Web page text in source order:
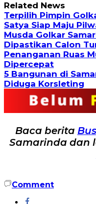
Related News
Terpilih Pimpin
Satya Siap Maju
Musda Golkar
Dipastikan Calon
Penanganan Ruas
Dipercepat
5 Bangunan di
Diduga Korsleting
Baca berita
Samarinda dan
Comment